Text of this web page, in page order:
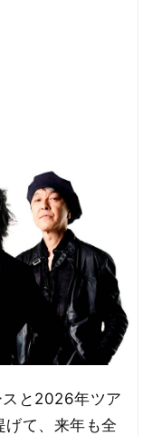
と2026年ツア
げて、来年も全